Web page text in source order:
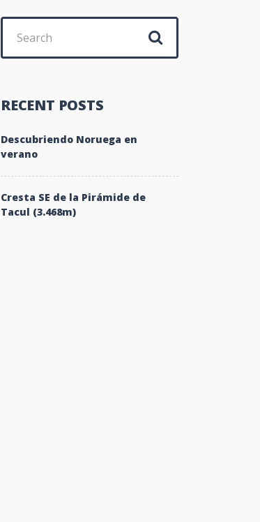
Search
for:
RECENT POSTS
Descubriendo Noruega en
verano
Cresta SE de la Pirámide de
Tacul (3.468m)